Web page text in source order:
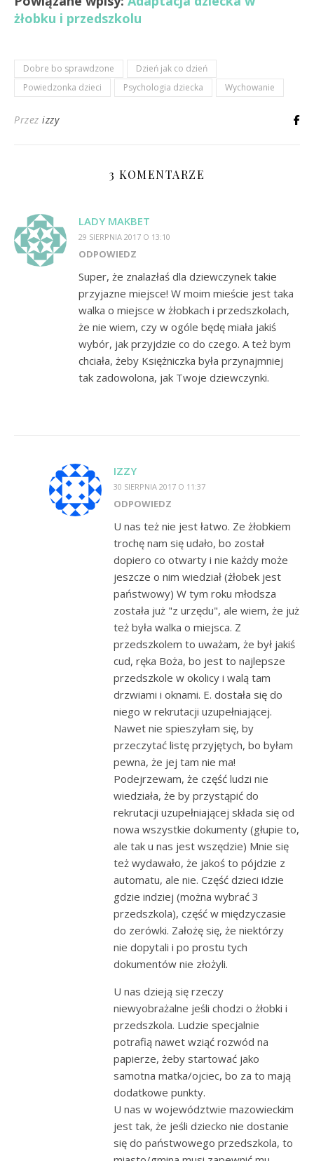
żłobku i przedszkolu
Dobre bo sprawdzone
Dzień jak co dzień
Powiedzonka dzieci
Psychologia dziecka Wychowanie
Przez izzy
3 KOMENTARZE
LADY MAKBET
29 SIERPNIA 2017 O 13:10
ODPOWIEDZ
Super, że znalazłaś dla dziewczynek takie
przyjazne miejsce! W moim mieście jest taka
walka o miejsce w żłobkach i przedszkolach,
że nie wiem, czy w ogóle będę miała jakiś
wybór, jak przyjdzie co do czego. A też bym
chciała, żeby Księżniczka była przynajmniej
tak zadowolona, jak Twoje dziewczynki.
IZZY
30 SIERPNIA 2017 O 11:37
ODPOWIEDZ
U nas też nie jest łatwo. Ze żłobkiem
trochę nam się udało, bo został
dopiero co otwarty i nie każdy może
jeszcze o nim wiedział (żłobek jest
państwowy) W tym roku młodsza
została już "z urzędu", ale wiem, że już
też była walka o miejsca. Z
przedszkolem to uważam, że był jakiś
cud, ręka Boża, bo jest to najlepsze
przedszkole w okolicy i walą tam
drzwiami i oknami. E. dostała się do
niego w rekrutacji uzupełniającej.
Nawet nie spieszyłam się, by
przeczytać listę przyjętych, bo byłam
pewna, że jej tam nie ma!
Podejrzewam, że część ludzi nie
wiedziała, że by przystąpić do
rekrutacji uzupełniającej składa się od
nowa wszystkie dokumenty (głupie to,
ale tak u nas jest wszędzie) Mnie się
też wydawało, że jakoś to pójdzie z
automatu, ale nie. Część dzieci idzie
gdzie indziej (można wybrać 3
przedszkola), część w międzyczasie
do zerówki. Założę się, że niektórzy
nie dopytali i po prostu tych
dokumentów nie złożyli.
U nas dzieją się rzeczy
niewyobrażalne jeśli chodzi o żłobki i
przedszkola. Ludzie specjalnie
potrafią nawet wziąć rozwód na
papierze, żeby startować jako
samotna matka/ojciec, bo za to mają
dodatkowe punkty.
U nas w województwie mazowieckim
jest tak, że jeśli dziecko nie dostanie
się do państwowego przedszkola, to